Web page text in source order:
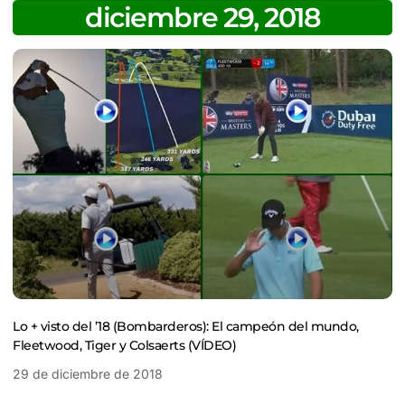
diciembre 29, 2018
Lo + visto del ’18 (Bombarderos): El campeón del mundo,
Fleetwood, Tiger y Colsaerts (VÍDEO)
29 de diciembre de 2018